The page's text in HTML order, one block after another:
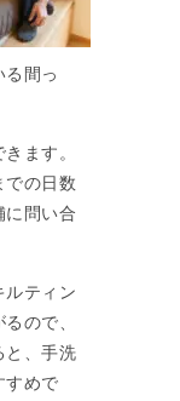
る間っ
ます。
での日数
に問い合
ルティン
ので、
と、手洗
すめで